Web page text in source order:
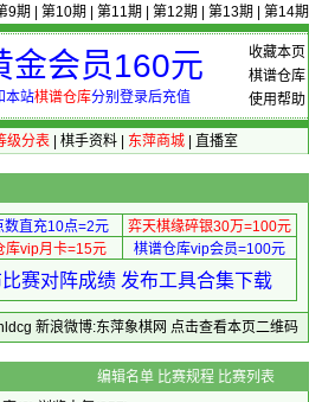
9期 第10期 第11期 第12期 第13期 第14期
收藏本页
棋谱仓库
使用帮助
金会员160元
本站棋谱仓库分别登录后充值
级分表| 棋手资料| 东萍商城| 直播室
数直充10点=2元
弈天棋缘碎银30万=100元
库vip月卡=15元 棋谱仓库vip会员=100元
赛对阵成绩 发布工具合集下载
新浪微博:东萍象棋网 点击查看本页二维码
7-8级组 编辑名单 比赛规程 比赛列表